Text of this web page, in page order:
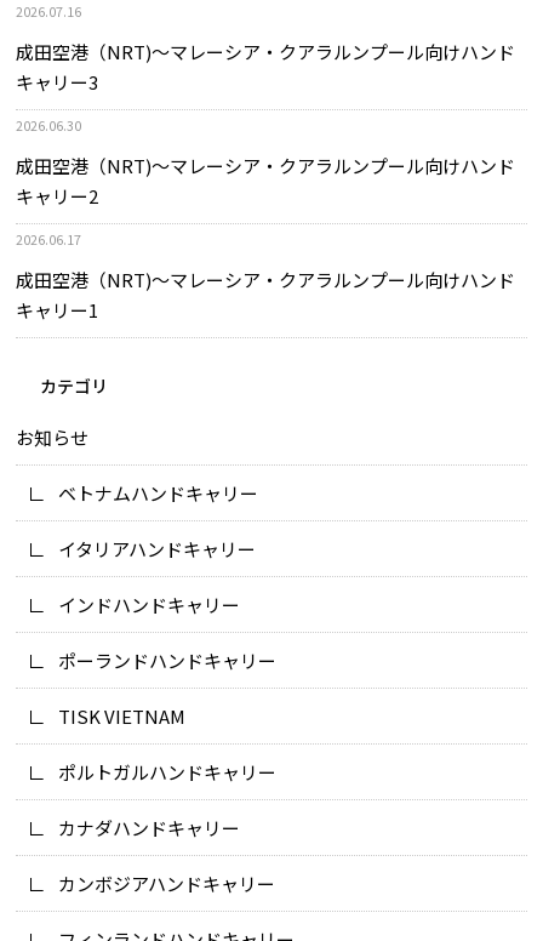
2026.07.16
成田空港（NRT)～マレーシア・クアラルンプール向けハンド
キャリー3
2026.06.30
成田空港（NRT)～マレーシア・クアラルンプール向けハンド
キャリー2
2026.06.17
成田空港（NRT)～マレーシア・クアラルンプール向けハンド
キャリー1
カテゴリ
お知らせ
ベトナムハンドキャリー
イタリアハンドキャリー
インドハンドキャリー
ポーランドハンドキャリー
TISK VIETNAM
ポルトガルハンドキャリー
カナダハンドキャリー
カンボジアハンドキャリー